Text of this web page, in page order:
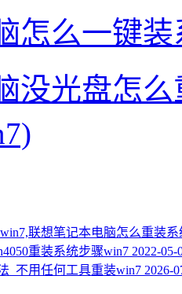
怎么一键
没光盘怎
联想笔记本电脑怎么重装系
重装系统步骤win7 2022-05-
_不用任何工具重装win7 2026-